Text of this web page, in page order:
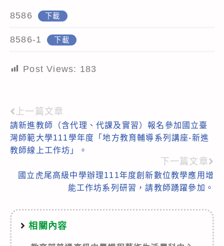
8586 下載
8586-1 下載
Post Views: 183
Read
more
articles
上一篇文章
請新進教師（含代理、代課及實習）報名參加國立臺
灣師範大學111學年度「地方教育輔導系列講座-新進
教師線上工作坊」。
下一篇文章
國立虎尾高級中學辦理111年度創新數位教學應用增
能工作坊系列研習，請教師踴躍參加。
相關內容